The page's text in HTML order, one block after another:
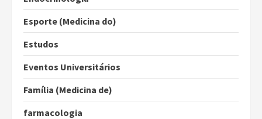
Esporte (Medicina do)
Estudos
Eventos Universitários
Família (Medicina de)
farmacologia